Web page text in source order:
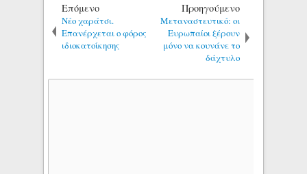
Επόμενο
Νέο χαράτσι.
Επανέρχεται ο φόρος
ιδιοκατοίκησης
Προηγούμενο
Μεταναστευτικό: οι
Ευρωπαίοι ξέρουν
μόνο να κουνάνε το
δάχτυλο